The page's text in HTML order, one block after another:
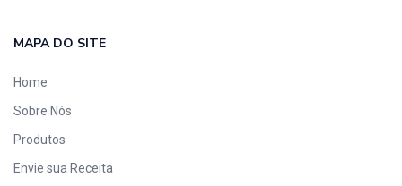
MAPA DO SITE
Home
Sobre Nós
Produtos
Envie sua Receita